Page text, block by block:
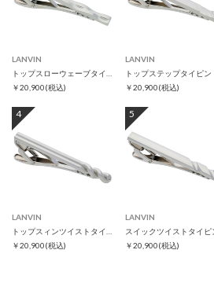
LANVIN
￥20,900(税込)
LANVIN
トップステップタイピン
￥20,900(税込)
4
LANVIN
￥20,900(税込)
5
LANVIN
スイックツイストタイピ
￥20,900(税込)